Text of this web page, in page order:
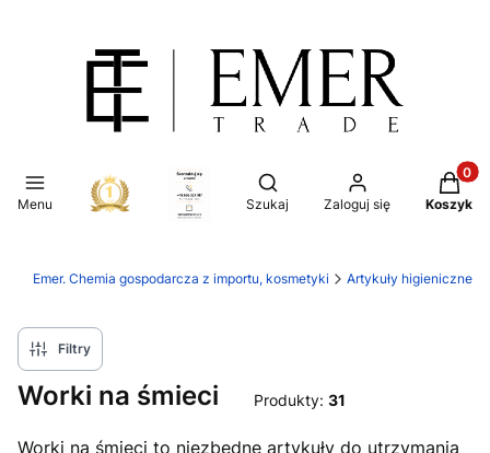
Menu
Otwórz wyszukiwarkę
Szukaj Zaloguj się Koszyk
Emer. Chemia gospodarcza z importu, kosmetyki Artykuły higieniczne
Filtry
Worki na śmieci Produkty: 31
Worki na śmieci to niezbędne artykuły do utrzymania